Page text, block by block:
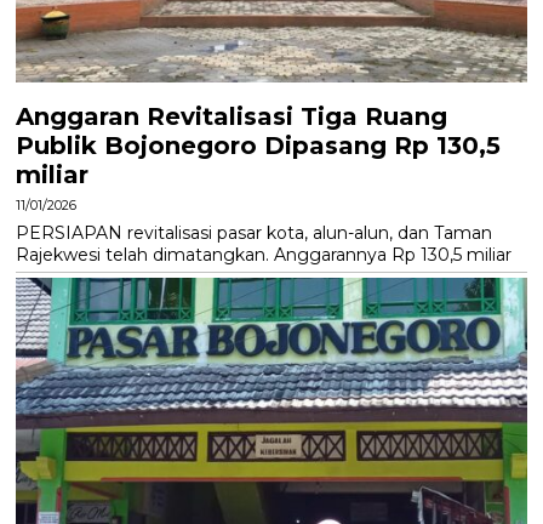
Anggaran Revitalisasi Tiga Ruang
Publik Bojonegoro Dipasang Rp 130,5
miliar
11/01/2026
PERSIAPAN revitalisasi pasar kota, alun-alun, dan Taman
Rajekwesi telah dimatangkan. Anggarannya Rp 130,5 miliar